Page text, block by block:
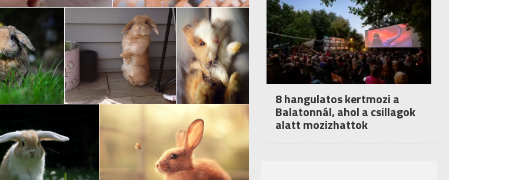
8 hangulatos kertmozi a
Balatonnál, ahol a csillagok
alatt mozizhattok